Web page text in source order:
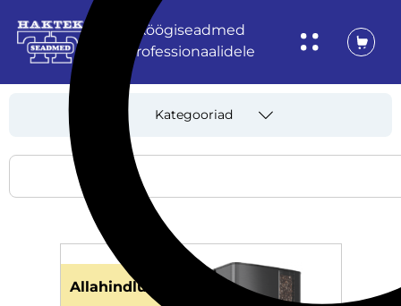
Köögiseadmed
professionaalidele
Kategooriad
Allahindlus!